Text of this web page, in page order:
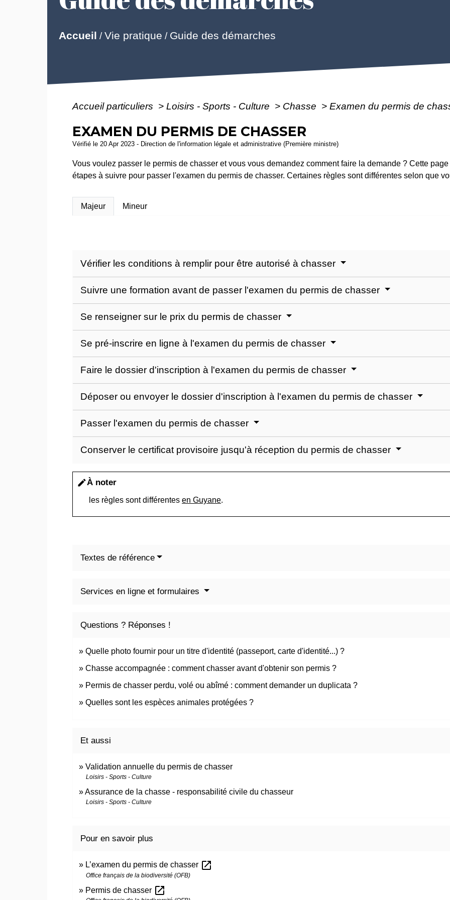
Accueil /Vie pratique / Guide des démarches
Accueil particuliers > Loisirs - Sports - Culture > Chasse > Examen du permis de
EXAMEN DU PERMIS DE CHASSER
Vérifié le 20 Apr 2023 - Direction de l'information légale et administrative (Première ministre)
Vous voulez passer le permis de chasser et vous vous demandez comment faire la demande ? Cette
étapes à suivre pour passer l'examen du permis de chasser. Certaines règles sont différentes selon que
Majeur Mineur
Vérifier les conditions à remplir pour être autorisé à chasser
Suivre une formation avant de passer l'examen du permis de chasser
Se renseigner sur le prix du permis de chasser
Se pré-inscrire en ligne à l'examen du permis de chasser
Faire le dossier d'inscription à l'examen du permis de chasser
Déposer ou envoyer le dossier d'inscription à l'examen du permis de chasser
Passer l'examen du permis de chasser
Conserver le certificat provisoire jusqu'à réception du permis de chasser
editÀ noter
les règles sont différentesen Guyane.
Textes de référence
Services en ligne et formulaires
Questions ? Réponses !
Quelle photo fournir pour un titre d'identité (passeport, carte d'identité...) ?
Chasse accompagnée : comment chasser avant d'obtenir son permis ?
Permis de chasser perdu, volé ou abîmé : comment demander un duplicata ?
Quelles sont les espèces animales protégées ?
Et aussi
Validation annuelle du permis de chasser
Loisirs - Sports - Culture
Assurance de la chasse - responsabilité civile du chasseur
Loisirs - Sports - Culture
Pour en savoir plus
L’examen du permis de chasser open_in_new
Office français de la biodiversité (OFB)
Permis de chasser open_in_new